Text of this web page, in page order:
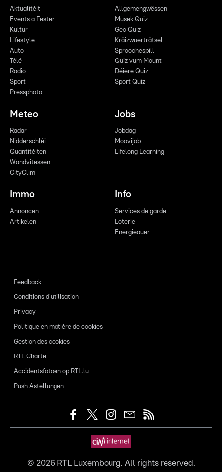
Aktualitéit
Events a Fester
Kultur
Lifestyle
Auto
Télé
Radio
Sport
Pressphoto
Allgemengwëssen
Musek Quiz
Geo Quiz
Kräizwuerträtsel
Sproochespill
Quiz vum Mount
Déiere Quiz
Sport Quiz
Meteo
Radar
Nidderschléi
Quantitéiten
Wandvitessen
CityClim
Jobs
Jobdag
Moovijob
Lifelong Learning
Immo
Annoncen
Artikelen
Info
Services de garde
Loterie
Energieauer
Feedback
Conditions d'utilisation
Privacy
Politique en matière de cookies
Gestion des cookies
RTL Charte
Accidentsfotoen op RTL.lu
Push Astellungen
© 2026RTL Luxembourg. All rights reserved.